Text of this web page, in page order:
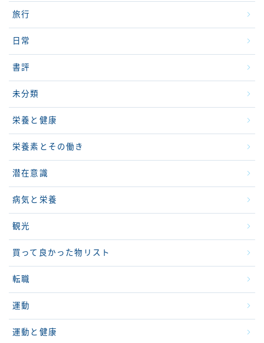
旅行
日常
書評
未分類
栄養と健康
栄養素とその働き
潜在意識
病気と栄養
観光
買って良かった物リスト
転職
運動
運動と健康